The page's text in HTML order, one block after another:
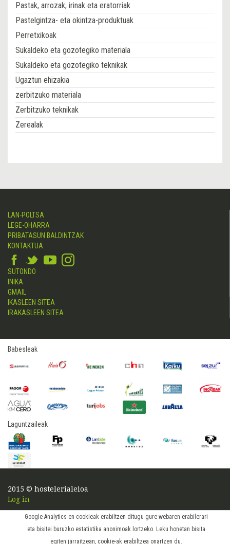
Google Analytics-en cookieak erabiltzen ditugu gure webaren erabilerari
eta bisitei buruzko estatistika anonimoak lortzeko. Leku honetan bisita
egiten jarraitzean, cookie-ak erabiltzea onartzen du.
Pastak, arrozak, irinak eta eratorriak
Pastelgintza- eta okintza-produktuak
Perretxikoak
Sukaldeko eta gozotegiko materiala
Sukaldeko eta gozotegiko teknikak
Ugaztun ehizakia
zerbitzuko materiala
Zerbitzuko teknikak
Zerealak
LAN-POLTSA
LEGE-OHARRA
PRIBATASUN BALDINTZAK
KONTAKTUA
SUTONDO
INIKA
GMAIL
IKASLEEN SITEA
IRAKASLEEN SITEA
Babesleak
Laguntzaileak
2015 © hostelerialeioa
Log in